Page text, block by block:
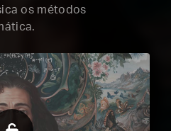
os métodos